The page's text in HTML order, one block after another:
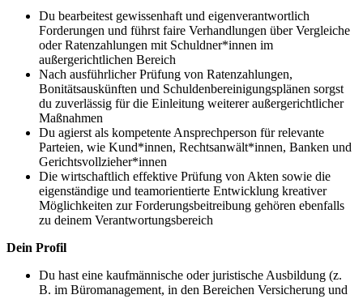
Du bearbeitest gewissenhaft und eigenverantwortlich
Forderungen und führst faire Verhandlungen über Vergleiche
oder Ratenzahlungen mit Schuldner*innen im
außergerichtlichen Bereich
Nach ausführlicher Prüfung von Ratenzahlungen,
Bonitätsauskünften und Schuldenbereinigungsplänen sorgst
du zuverlässig für die Einleitung weiterer außergerichtlicher
Maßnahmen
Du agierst als kompetente Ansprechperson für relevante
Parteien, wie Kund*innen, Rechtsanwält*innen, Banken und
Gerichtsvollzieher*innen
Die wirtschaftlich effektive Prüfung von Akten sowie die
eigenständige und teamorientierte Entwicklung kreativer
Möglichkeiten zur Forderungsbeitreibung gehören ebenfalls
zu deinem Verantwortungsbereich
Dein Profil
Du hast eine kaufmännische oder juristische Ausbildung (z.
B. im Büromanagement, in den Bereichen Versicherung und